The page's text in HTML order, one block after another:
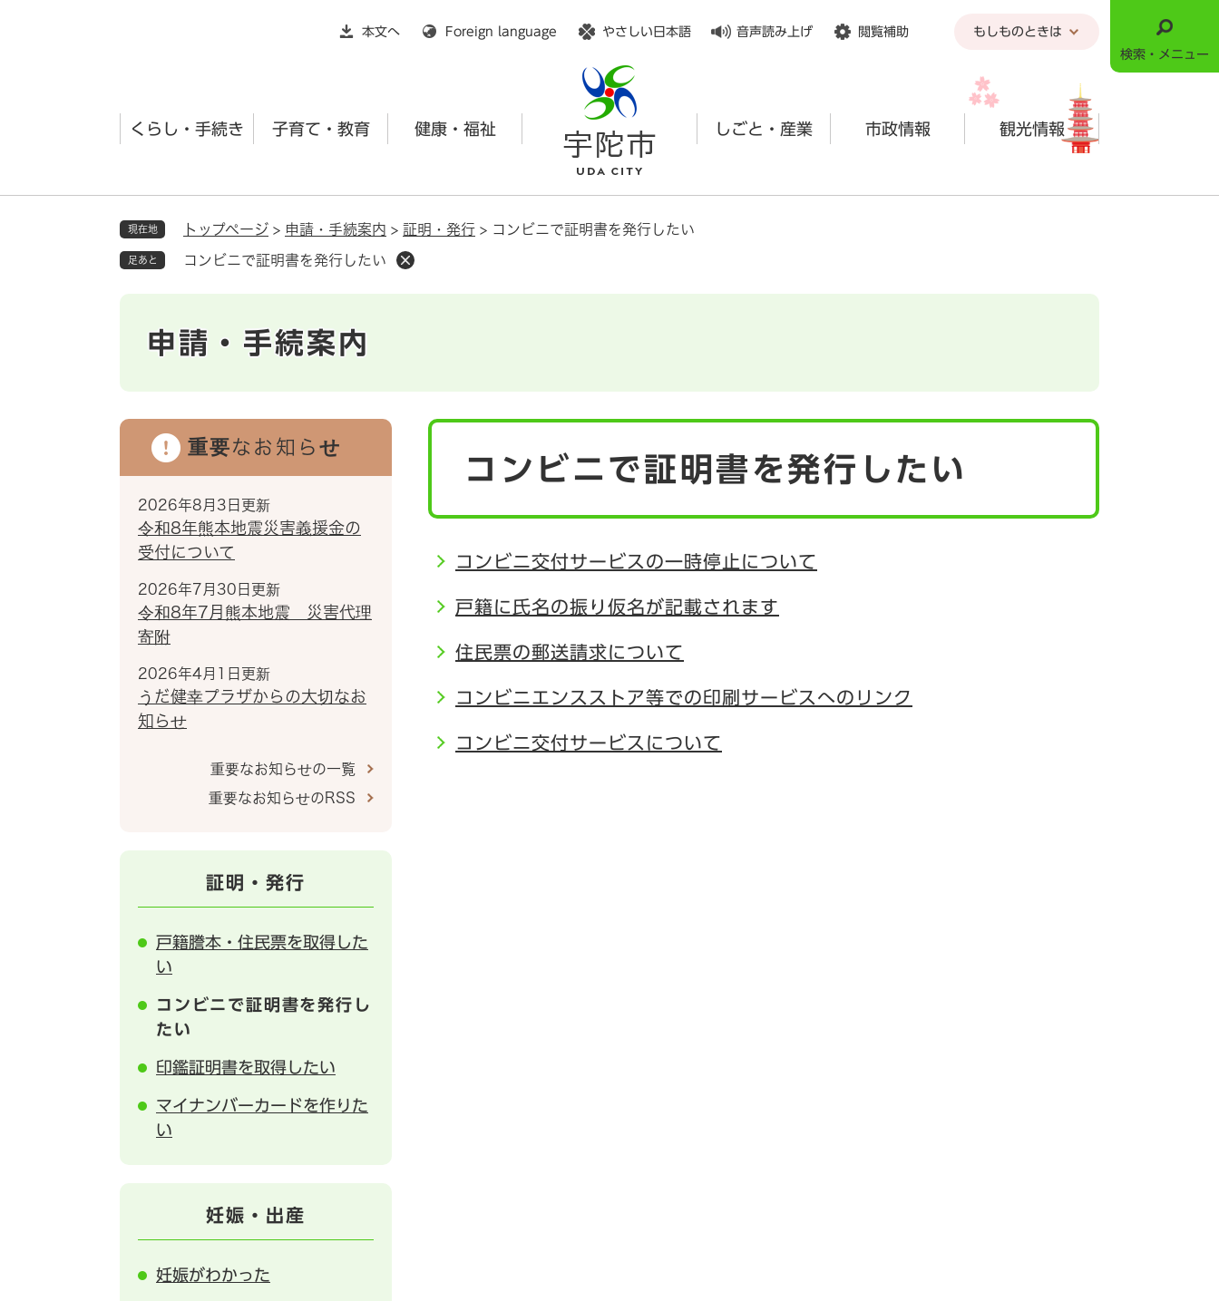
本文へ
Foreign language やさしい日本語 音声読み上げ 閲覧補助 もしものときは
くらし・手続き 子育て・教育 健康・福祉 しごと・産業 市政情報 観光情報
検索・メニュー
現在地 トップページ > 申請・手続案内 > 証明・発行 > コンビニで証明書を発行したい
足あと コンビニで証明書を発行したい
申請・手続案内
コンビニで証明書を発行したい
コンビニ交付サービスの一時停止について
戸籍に氏名の振り仮名が記載されます
住民票の郵送請求について
コンビニエンスストア等での印刷サービスへのリンク
コンビニ交付サービスについて
重要なお知らせ
2026年8月3日更新
令和8年熊本地震災害義援金の
受付について
2026年7月30日更新
令和8年7月熊本地震 災害代理
寄附
2026年4月1日更新
うだ健幸プラザからの大切なお
知らせ
重要なお知らせの一覧
重要なお知らせのRSS
証明・発行
戸籍謄本・住民票を取得した
い
コンビニで証明書を発行し
たい
印鑑証明書を取得したい
マイナンバーカードを作りた
い
妊娠・出産
妊娠がわかった